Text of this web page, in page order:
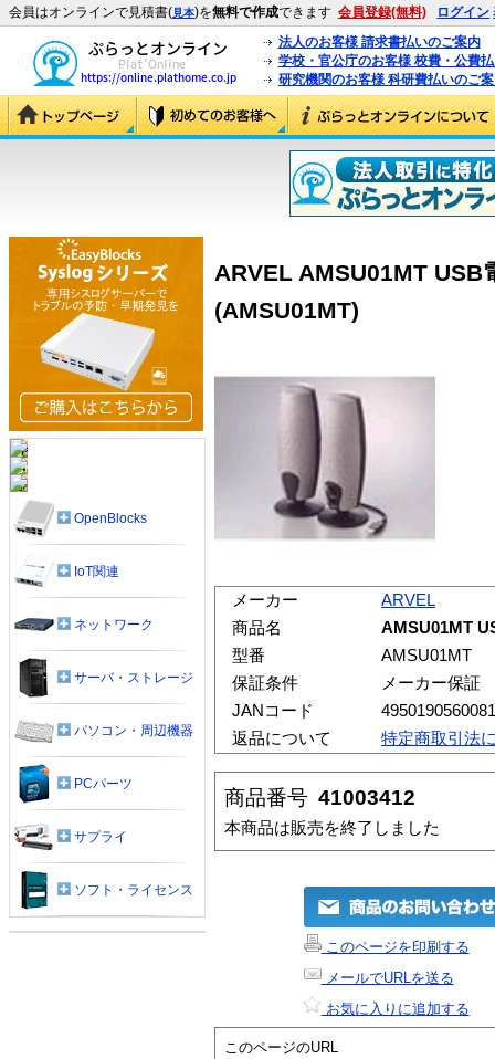
会員はオンラインで見積書(見本)を無料で作成できます 会員登録(無料) ログイン
法人のお客様 請求書払いのご案内
学校・官公庁のお客様 校費・公費
研究機関のお客様 科研費払いのご
ARVEL AMSU01MT USB
(AMSU01MT)
メーカー
ARVEL
商品名
AMSU01MT
型番
AMSU01MT
保証条件
メーカー保証
JANコード
4950190560081
返品について
特定商取引法
商品番号 41003412
本商品は販売を終了しました
このページを印刷する
メールでURLを送る
お気に入りに追加する
このページのURL
OpenBlocks
IoT関連
ネットワーク
サーバ・ストレージ
パソコン・周辺機器
PCパーツ
サプライ
ソフト・ライセンス